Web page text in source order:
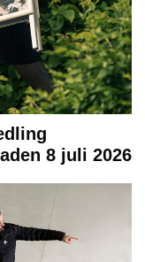
8 juli 2026